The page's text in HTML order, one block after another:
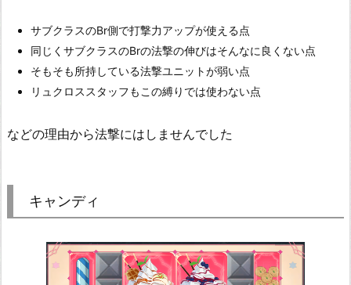
サブクラスのBr側で打撃力アップが使える点
同じくサブクラスのBrの法撃の伸びはそんなに良くない点
そもそも所持している法撃ユニットが弱い点
リュクロススタッフもこの縛りでは使わない点
などの理由から法撃にはしませんでした
キャンディ